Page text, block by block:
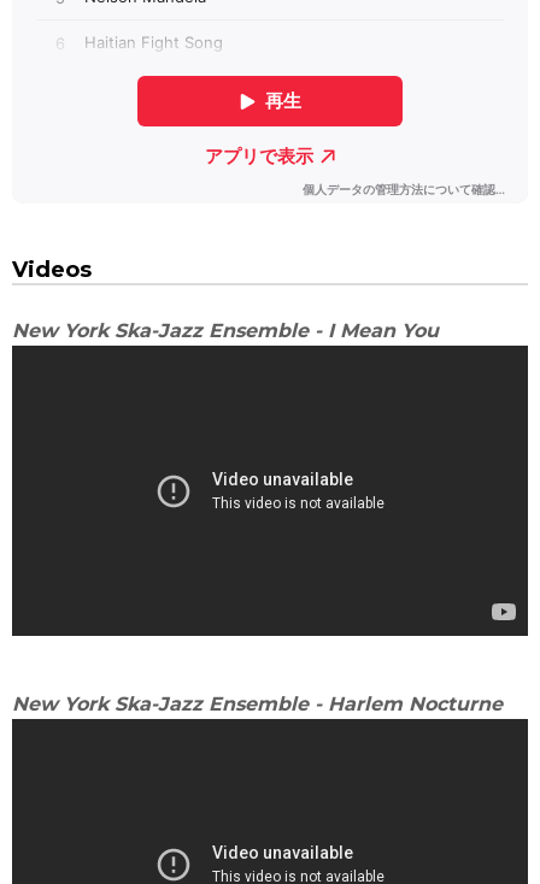
Videos
New York Ska-Jazz Ensemble - I Mean You
New York Ska-Jazz Ensemble - Harlem Nocturne